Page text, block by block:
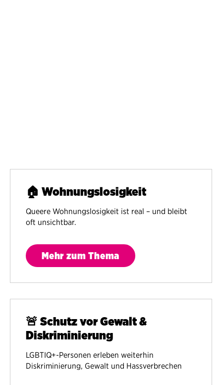
🏠 Wohnungslosigkeit
Queere Wohnungslosigkeit ist real – und bleibt
oft unsichtbar.
Mehr zum Thema
🚨 Schutz vor Gewalt &
Diskriminierung
LGBTIQ+-Personen erleben weiterhin
Diskriminierung, Gewalt und Hassverbrechen